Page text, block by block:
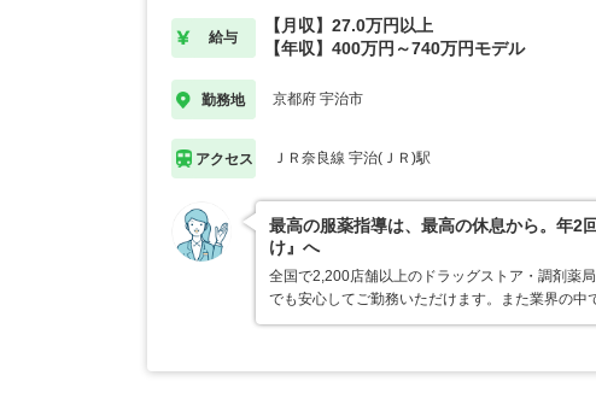
給与
【月収】27.0万円以上
【年収】400万円～740万円モデル
勤務地 京都府 宇治市
アクセス ＪＲ奈良線 宇治(ＪＲ)駅
最高の服薬指導は、最高の休息から。年2
け』へ
全国で2,200店舗以上のドラッグストア・調剤薬
でも安心してご勤務いただけます。また業界の